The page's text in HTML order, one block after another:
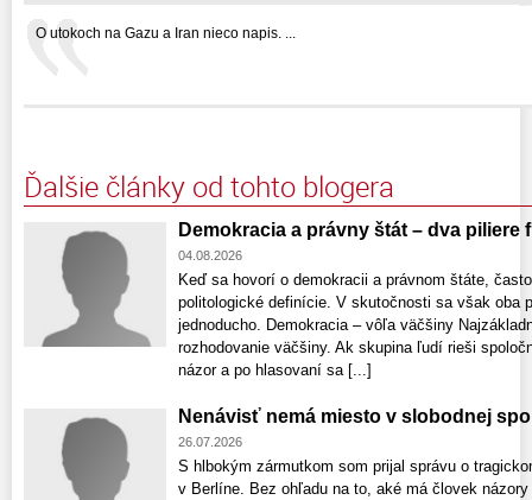
O utokoch na Gazu a Iran nieco napis. ...
Ďalšie články od tohto blogera
Demokracia a právny štát – dva
04.08.2026
Keď sa hovorí o demokracii a právnom štáte,
politologické definície. V skutočnosti sa však oba
jednoducho. Demokracia – vôľa väčšiny
rozhodovanie väčšiny. Ak skupina ľudí rieši
názor a po hlasovaní sa [...]
Nenávisť nemá miesto v slobodnej
26.07.2026
S hlbokým zármutkom som prijal správu o
v Berlíne. Bez ohľadu na to, aké má človek